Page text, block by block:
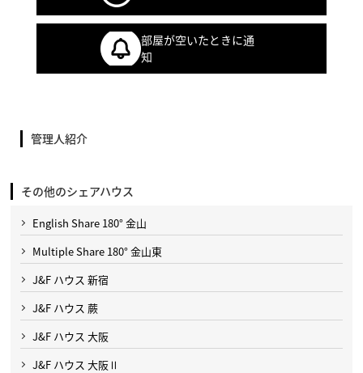
部屋が空いたときに通
知
管理人紹介
その他のシェアハウス
English Share 180° 金山
Multiple Share 180° 金山東
J&F ハウス 新宿
J&F ハウス 蕨
J&F ハウス 大阪
J&F ハウス 大阪Ⅱ